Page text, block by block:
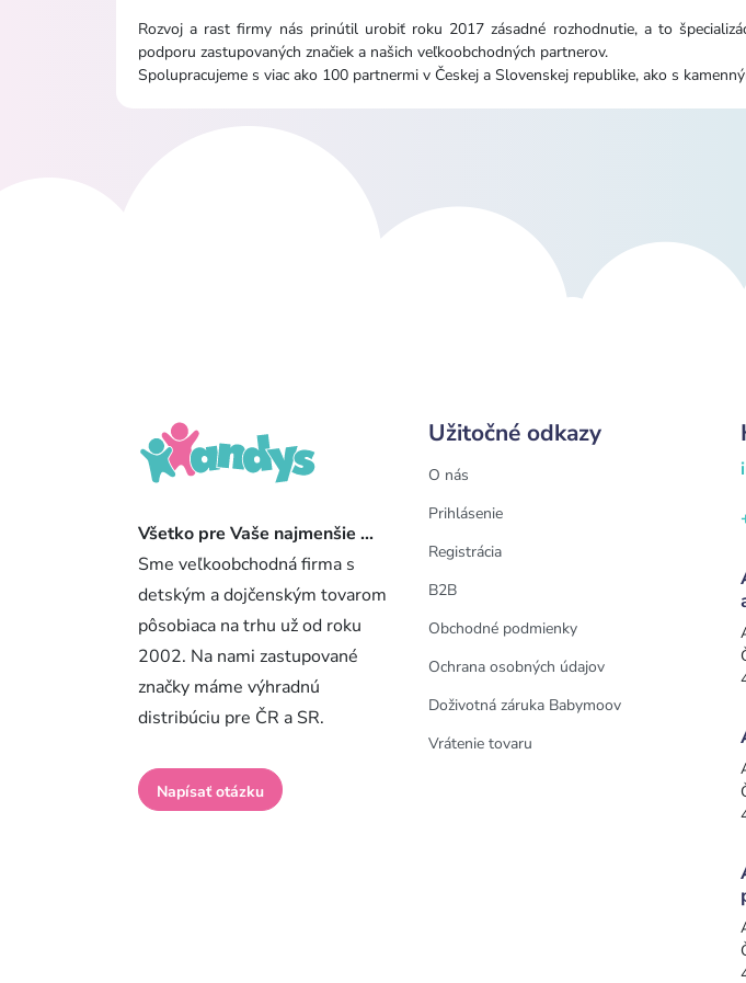
Rozvoj a rast firmy nás prinútil urobiť roku 2017 zásadné rozhodnutie, a to
podporu zastupovaných značiek a našich veľkoobchodných partnerov.
Spolupracujeme s viac ako 100 partnermi v Českej a Slovenskej republike, ako s
Všetko pre Vaše najmenšie ...
Sme veľkoobchodná firma s
detským a dojčenským tovarom
pôsobiaca na trhu už od roku
2002. Na nami zastupované
značky máme výhradnú
distribúciu pre ČR a SR.
Napísať otázku
Užitočné odkazy
O nás
Prihlásenie
Registrácia
B2B
Obchodné podmienky
Ochrana osobných údajov
Doživotná záruka Babymoov
Vrátenie tovaru